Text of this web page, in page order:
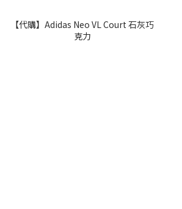
【代購】Adidas Neo VL Court 石灰巧
克力